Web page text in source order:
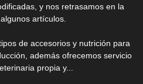
y nos retrasamos en la
artículos.
de accesorios y nutrición para
además ofrecemos servicio
propia y...